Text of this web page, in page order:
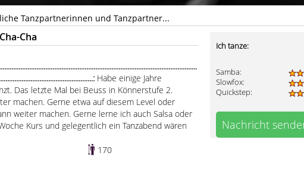
Tanzpartnerinnen und Tanzpartner...
Cha
Habe einige Jahre
Das letzte Mal bei Beuss in Könnerstufe 2.
machen. Gerne etwa auf diesem Level oder
weiter machen. Gerne lerne ich auch Salsa oder
Kurs und gelegentlich ein Tanzabend wären
170
Ich tanze:
Samba:
Slowfox:
Quickstep:
Nachricht